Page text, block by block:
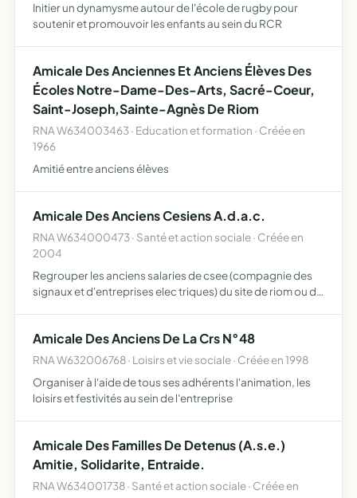
Initier un dynamysme autour de l'école de rugby pour
soutenir et promouvoir les enfants au sein du RCR
Amicale Des Anciennes Et Anciens Élèves Des
Écoles Notre-Dame-Des-Arts, Sacré-Coeur,
Saint-Joseph,Sainte-Agnès De Riom
RNA W634003463 · Education et formation · Créée en
1966
Amitié entre anciens élèves
Amicale Des Anciens Cesiens A.d.a.c.
RNA W634000473 · Santé et action sociale · Créée en
2004
Regrouper les anciens salaries de csee (compagnie des
signaux et d'entreprises elec triques) du site de riom ou de
Amicale Des Anciens De La Crs N°48
RNA W632006768 · Loisirs et vie sociale · Créée en 1998
Organiser à l'aide de tous ses adhérents l'animation, les
loisirs et festivités au sein de l'entreprise
Amicale Des Familles De Detenus (A.s.e.)
Amitie, Solidarite, Entraide.
RNA W634001738 · Santé et action sociale · Créée en